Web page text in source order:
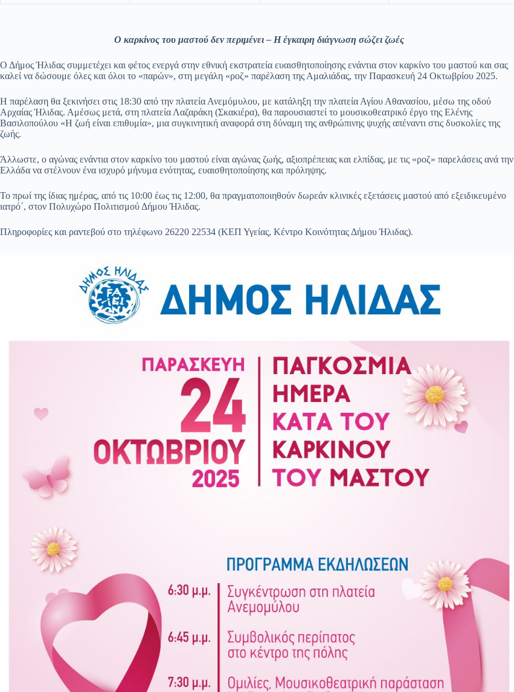
Ο καρκίνος του μαστού δεν περιμένει – Η έγκαιρη διάγνωση σώζει ζωές
Ο Δήμος Ήλιδας συμμετέχει και φέτος ενεργά στην εθνική εκστρατεία ευαισθητοποίησης ενάντια στον καρκίνο του μαστού και σας
καλεί να δώσουμε όλες και όλοι το «παρών», στη μεγάλη «ροζ» παρέλαση της Αμαλιάδας, την Παρασκευή 24 Οκτωβρίου 2025.
Η παρέλαση θα ξεκινήσει στις 18:30 από την πλατεία Ανεμόμυλου, με κατάληξη την πλατεία Αγίου Αθανασίου, μέσω της οδού
Αρχαίας Ήλιδας. Αμέσως μετά, στη πλατεία Λαζαράκη (Σκακιέρα), θα παρουσιαστεί το μουσικοθεατρικό έργο της Ελένης
Βασιλοπούλου «Η ζωή είναι επιθυμία», μια συγκινητική αναφορά στη δύναμη της ανθρώπινης ψυχής απέναντι στις δυσκολίες της
ζωής.
Άλλωστε, ο αγώνας ενάντια στον καρκίνο του μαστού είναι αγώνας ζωής, αξιοπρέπειας και ελπίδας, με τις «ροζ» παρελάσεις ανά την
Ελλάδα να στέλνουν ένα ισχυρό μήνυμα ενότητας, ευαισθητοποίησης και πρόληψης.
Το πρωί της ίδιας ημέρας, από τις 10:00 έως τις 12:00, θα πραγματοποιηθούν δωρεάν κλινικές εξετάσεις μαστού από εξειδικευμένο
ιατρό΄, στον Πολυχώρο Πολιτισμού Δήμου Ήλιδας.
Πληροφορίες και ραντεβού στο τηλέφωνο 26220 22534 (ΚΕΠ Υγείας, Κέντρο Κοινότητας Δήμου Ήλιδας).